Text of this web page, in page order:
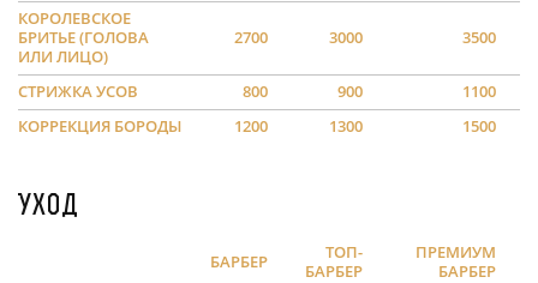
КОРОЛЕВСКОЕ
БРИТЬЕ (ГОЛОВА
ИЛИ ЛИЦО)
2700 3000 3500
СТРИЖКА УСОВ 800 900
1100
КОРРЕКЦИЯ БОРОДЫ
1200 1300 1500
Уход
БАРБЕР
ТОП-
БАРБЕР
ПРЕМИУМ
БАРБЕР